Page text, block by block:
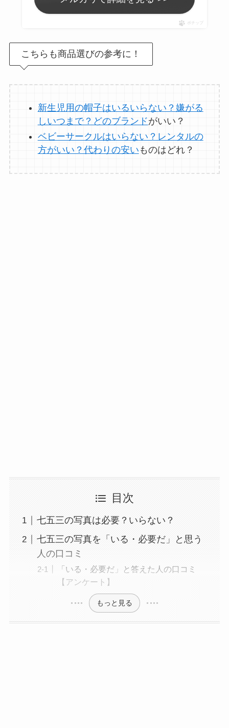
し手作りできる？買
ってよかった？
オイルポットはいる
は？代用品やおすす
めを使用者に聞いて
みた
敷きパッドシーツは
いらないしダサい？
ポチップ
こちらも商品選びの参考に！
新生児用の帽子はいるいらない？嫌がる
しいつまで？どのブランドがいい？
ベビーサークルはいらない？レンタルの
方がいい？代わりの安い ものはどれ？
目次
七五三の写真は必要？いらない？
七五三の写真を「いる・必要だ」と思う
人の口コミ
「いる・必要だ」と答えた人の口コミ
【アンケート】
もっと見る